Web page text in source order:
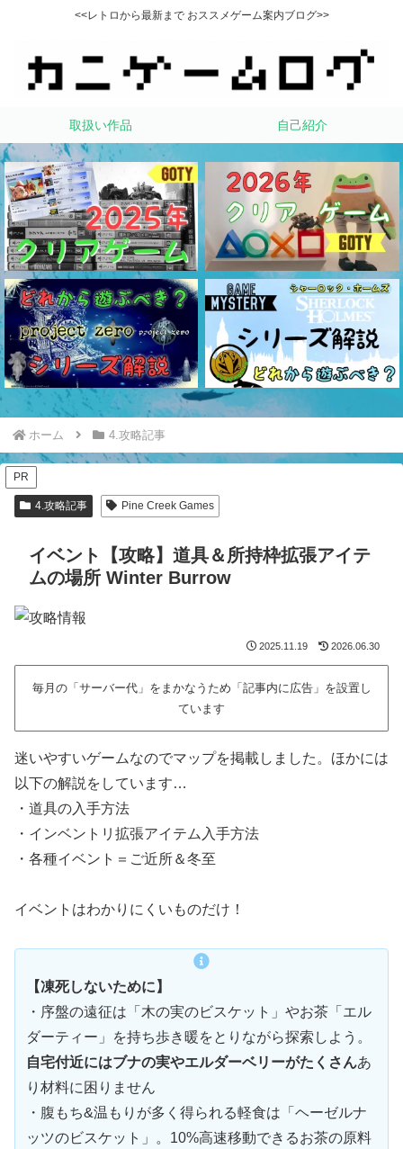
<<レトロから最新まで おススメゲーム案内ブログ>>
取扱い作品 自己紹介
ホーム 4.攻略記事
PR
4.攻略記事 Pine Creek Games
イベント【攻略】道具＆所持枠拡張アイテ
ムの場所 Winter Burrow
2025.11.19 2026.06.30
毎月の「サーバー代」をまかなうため「記事内に広告」を設置し
ています
迷いやすいゲームなのでマップを掲載しました。ほかには
以下の解説をしています…
・道具の入手方法
・インベントリ拡張アイテム入手方法
・各種イベント＝ご近所＆冬至
イベントはわかりにくいものだけ！
【凍死しないために】
・序盤の遠征は「木の実のビスケット」やお茶「エル
ダーティー」を持ち歩き暖をとりながら探索しよう。
自宅付近にはブナの実やエルダーベリーがたくさんあ
り材料に困りません
・腹もち&温もりが多く得られる軽食は「ヘーゼルナ
ッツのビスケット」。10%高速移動できるお茶の原料